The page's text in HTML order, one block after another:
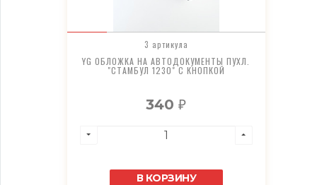
3 артикула
YG ОБЛОЖКА НА АВТОДОКУМЕНТЫ ПУХЛ.
"СТАМБУЛ 1230" С КНОПКОЙ
340₽
В КОРЗИНУ